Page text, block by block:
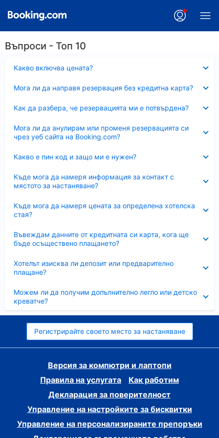
Въпроси - Топ 10
Какво включва цената?
Мога ли да направя резервация без кредитна карта?
Как да разбера, че резервацията ми е потвърдена?
Мога ли да анулирам или променя резервацията си
чрез уеб сайта на Booking.com?
Какво е пин код и защо ми е нужен?
Къде мога да намеря информация за контакт с
мястото за настаняване?
Къде мога да намеря цената за определена хотелска
стая?
Въвеждам данните от кредитната си карта, кога ще
бъде осъществено плащането?
Хотелът изисква ли депозит или предварително
плащане?
Можем ли да получим допълнително легло или детско
креватче?
Регистрирайте своето място за настаняване
Версия за компютри и лаптопи
Правила на услугата
Как работим
Декларация за поверителност
Управление на настройките за бисквитки
Управление на персонализираните препоръки